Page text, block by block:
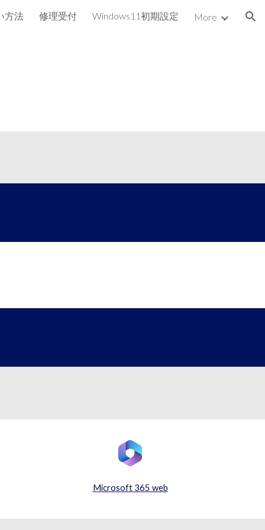
方法 修理受付 Windows11初期設定 More
Microsoft 365 web